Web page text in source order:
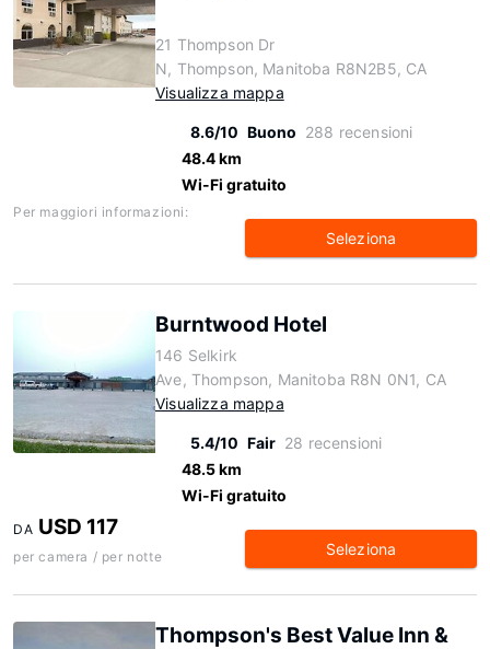
21 Thompson Dr
N, Thompson, Manitoba R8N2B5, CA
Visualizza mappa
8.6/10 Buono 288 recensioni
48.4 km
Wi-Fi gratuito
Per maggiori informazioni:
Seleziona
Burntwood Hotel
146 Selkirk
Ave, Thompson, Manitoba R8N 0N1, CA
Visualizza mappa
5.4/10 Fair 28 recensioni
48.5 km
Wi-Fi gratuito
DA USD 117
per camera / per notte Seleziona
Thompson's Best Value Inn &